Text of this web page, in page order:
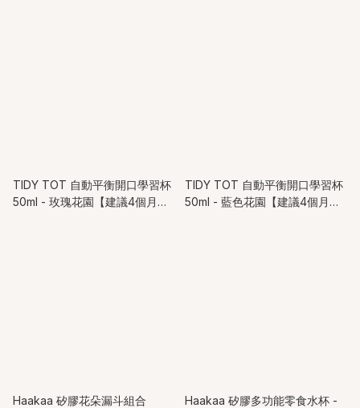
TIDY TOT 自動平衡開口學習杯
50ml - 玫瑰花園【建議4個月或
TIDY TOT 自動平衡開口學習杯
50ml - 藍色花園【建議4個月或
Haakaa 矽膠花朵漏斗組合
Haakaa 矽膠多功能零食水杯 -